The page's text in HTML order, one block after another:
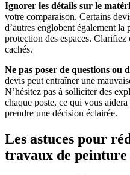
Ignorer les détails sur le
votre comparaison. Certains
d’autres englobent également la
protection des espaces.
cachés.
Ne pas poser de questions ou
devis peut entraîner une
N’hésitez pas à solliciter des
chaque poste, ce qui vous
prendre une décision éclairée.
Les astuces pour
travaux de peinture